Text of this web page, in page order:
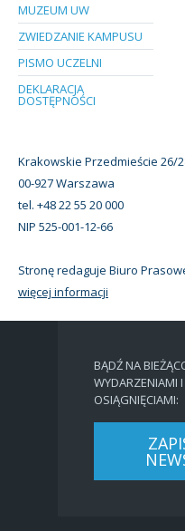
MUZEUM UW
ZWIEDZANIE KAMPUSU
PISMO UCZELNI
DEKLARACJA
DOSTĘPNOŚCI
Krakowskie Przedmieście 26/
00-927 Warszawa
tel. +48 22 55 20 000
NIP 525-001-12-66
Stronę redaguje Biuro
więcej informacji
BĄDŹ NA
WYDARZENIAMI
OSIĄGNIĘCIAMI: